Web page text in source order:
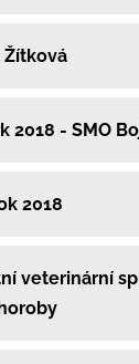
Žítková
2018 - SMO
2018
veterinární